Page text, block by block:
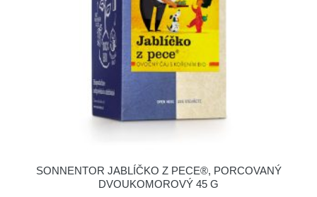
SONNENTOR JABLÍČKO Z PECE®, PORCOVANÝ
DVOUKOMOROVÝ 45 G